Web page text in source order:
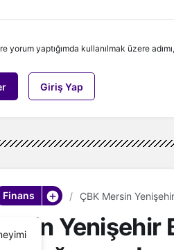
yorum yaptığımda kullanılmak üzere
Giriş Yap
Finans ÇBK Mersin
Yenişehir